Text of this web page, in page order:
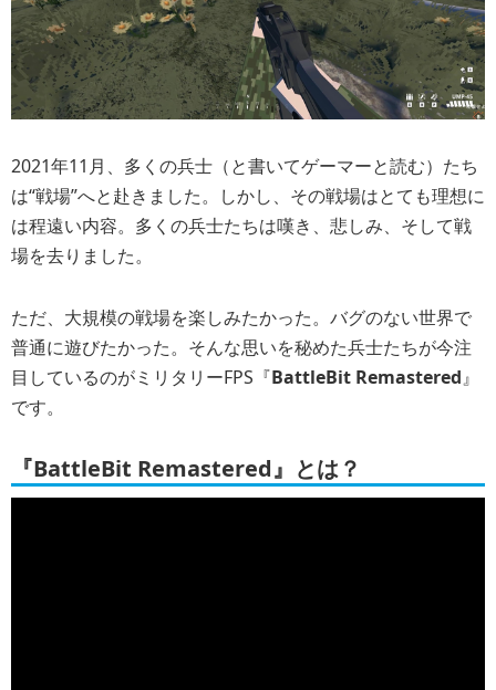
2021年11月、多くの兵士（と書いてゲーマーと読む）たち
は“戦場”へと赴きました。しかし、その戦場はとても理想に
は程遠い内容。多くの兵士たちは嘆き、悲しみ、そして戦
場を去りました。
ただ、大規模の戦場を楽しみたかった。バグのない世界で
普通に遊びたかった。そんな思いを秘めた兵士たちが今注
目しているのがミリタリーFPS『BattleBit Remastered』
です。
『BattleBit Remastered』とは？